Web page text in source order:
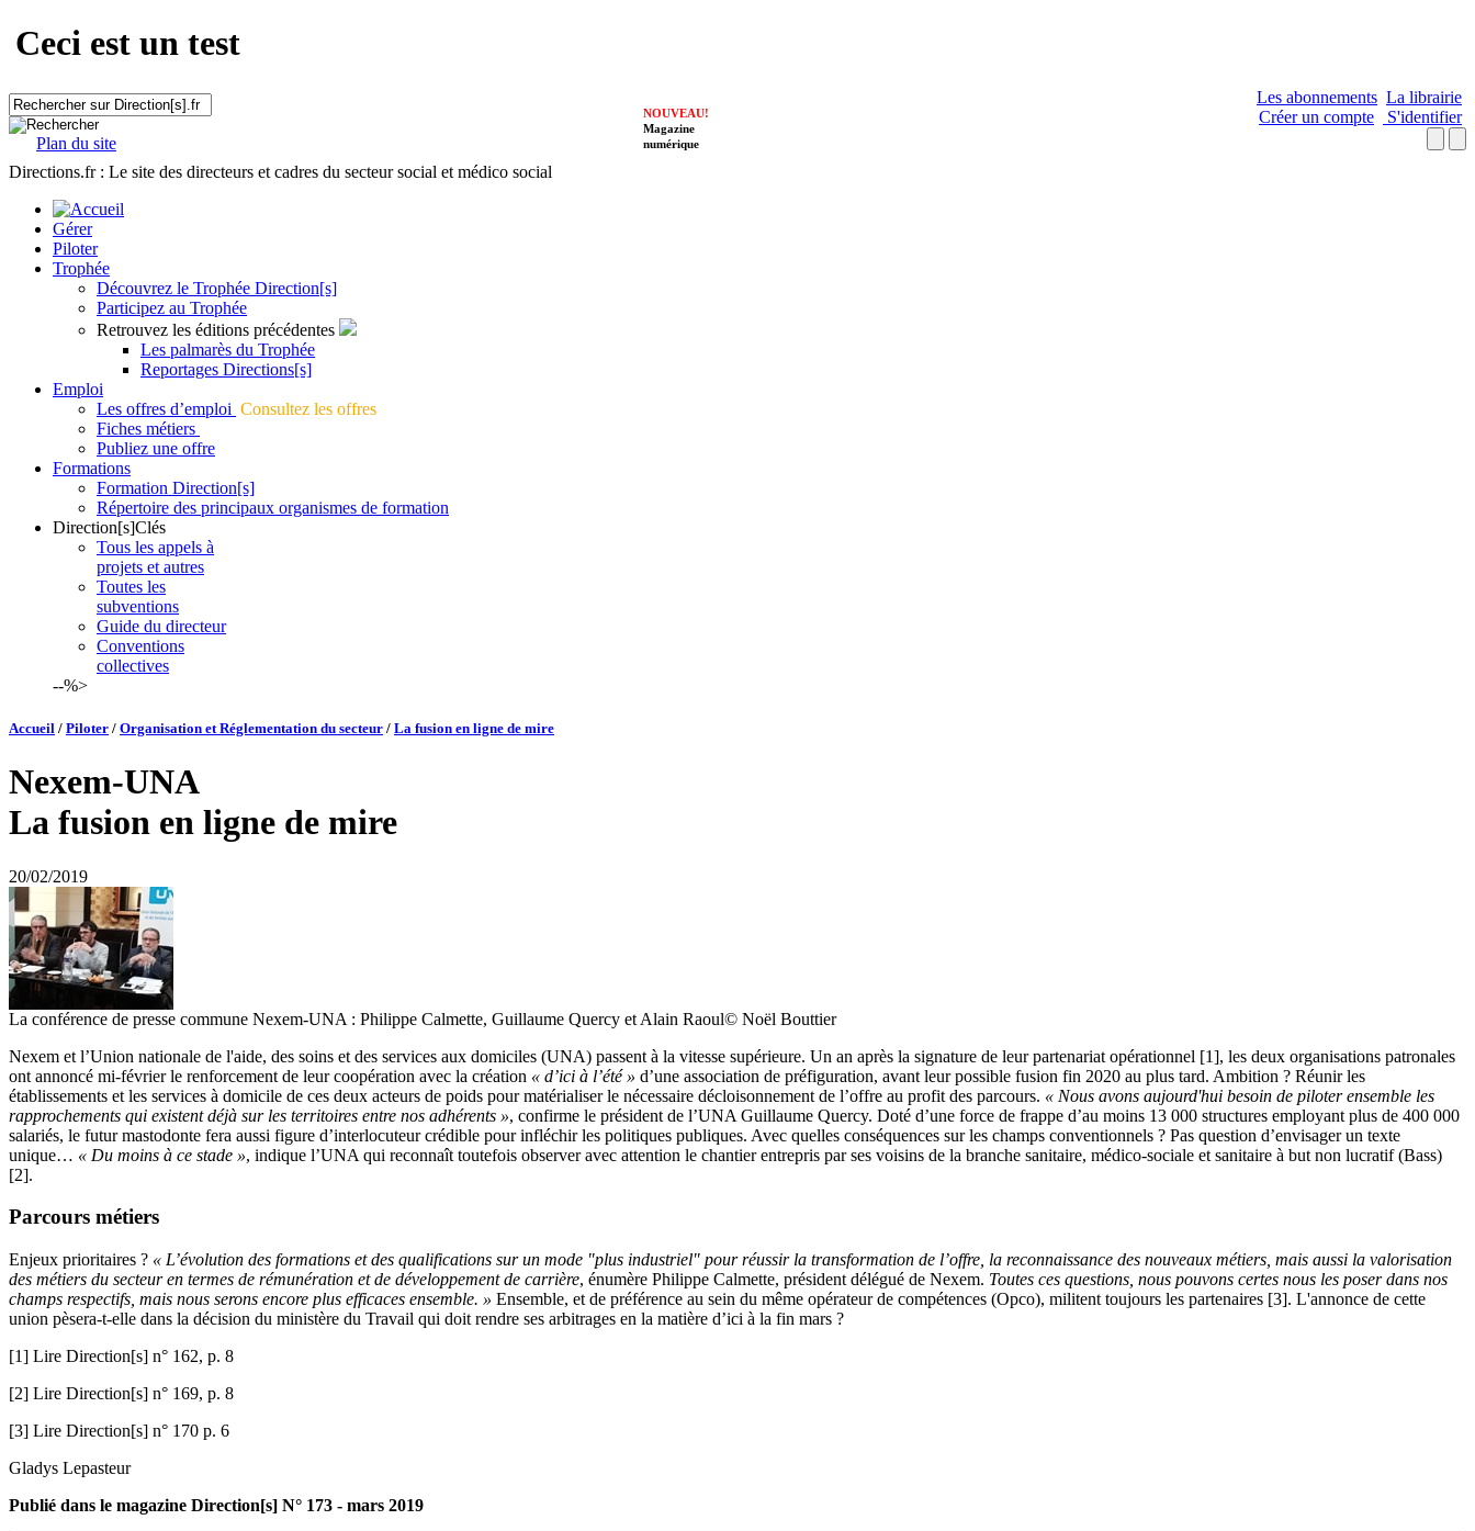
Ceci est un test
Plan du site
Les abonnements La librairie
Créer un compte
S'identifier
NOUVEAU!
Magazine
numérique
Directions.fr : Le site des directeurs et cadres du secteur social et médico social
Gérer
Piloter
Trophée
Découvrez le Trophée Direction[s]
Participez au Trophée
Retrouvez les éditions précédentes
Les palmarès du Trophée
Reportages Directions[s]
Emploi
Les offres d’emploi Consultez les offres
Fiches métiers
Publiez une offre
Formations
Formation Direction[s]
Répertoire des principaux organismes de formation
Direction[s]Clés
Tous les appels à
projets et autres
Toutes les
subventions
Guide du directeur
Conventions
collectives
--%>
Accueil / Piloter / Organisation et Réglementation du secteur / La fusion en ligne de mire
Nexem-UNA
La fusion en ligne de mire
20/02/2019
La conférence de presse commune Nexem-UNA : Philippe Calmette, Guillaume Quercy et Alain Raoul© Noël Bouttier
Nexem et l’Union nationale de l'aide, des soins et des services aux domiciles (UNA) passent à la vitesse supérieure. Un an après la signature de leur partenariat opérationnel [1], les deux organisations patronales
ont annoncé mi-février le renforcement de leur coopération avec la création « d’ici à l’été » d’une association de préfiguration, avant leur possible fusion fin 2020 au plus tard. Ambition ? Réunir les
établissements et les services à domicile de ces deux acteurs de poids pour matérialiser le nécessaire décloisonnement de l’offre au profit des parcours. « Nous avons aujourd'hui besoin de piloter ensemble les
rapprochements qui existent déjà sur les territoires entre nos adhérents », confirme le président de l’UNA Guillaume Quercy. Doté d’une force de frappe d’au moins 13 000 structures employant plus de 400 000
salariés, le futur mastodonte fera aussi figure d’interlocuteur crédible pour infléchir les politiques publiques. Avec quelles conséquences sur les champs conventionnels ? Pas question d’envisager un texte
unique… « Du moins à ce stade », indique l’UNA qui reconnaît toutefois observer avec attention le chantier entrepris par ses voisins de la branche sanitaire, médico-sociale et sanitaire à but non lucratif (Bass)
[2].
Parcours métiers
Enjeux prioritaires ? « L’évolution des formations et des qualifications sur un mode "plus industriel" pour réussir la transformation de l’offre, la reconnaissance des nouveaux métiers, mais aussi la valorisation
des métiers du secteur en termes de rémunération et de développement de carrière, énumère Philippe Calmette, président délégué de Nexem. Toutes ces questions, nous pouvons certes nous les poser dans nos
champs respectifs, mais nous serons encore plus efficaces ensemble. » Ensemble, et de préférence au sein du même opérateur de compétences (Opco), militent toujours les partenaires [3]. L'annonce de cette
union pèsera-t-elle dans la décision du ministère du Travail qui doit rendre ses arbitrages en la matière d’ici à la fin mars ?
[1] Lire Direction[s] n° 162, p. 8
[2] Lire Direction[s] n° 169, p. 8
[3] Lire Direction[s] n° 170 p. 6
Gladys Lepasteur
Publié dans le magazine Direction[s] N° 173 - mars 2019